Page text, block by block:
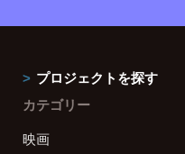
プロジェクトを探す
カテゴリー
映画